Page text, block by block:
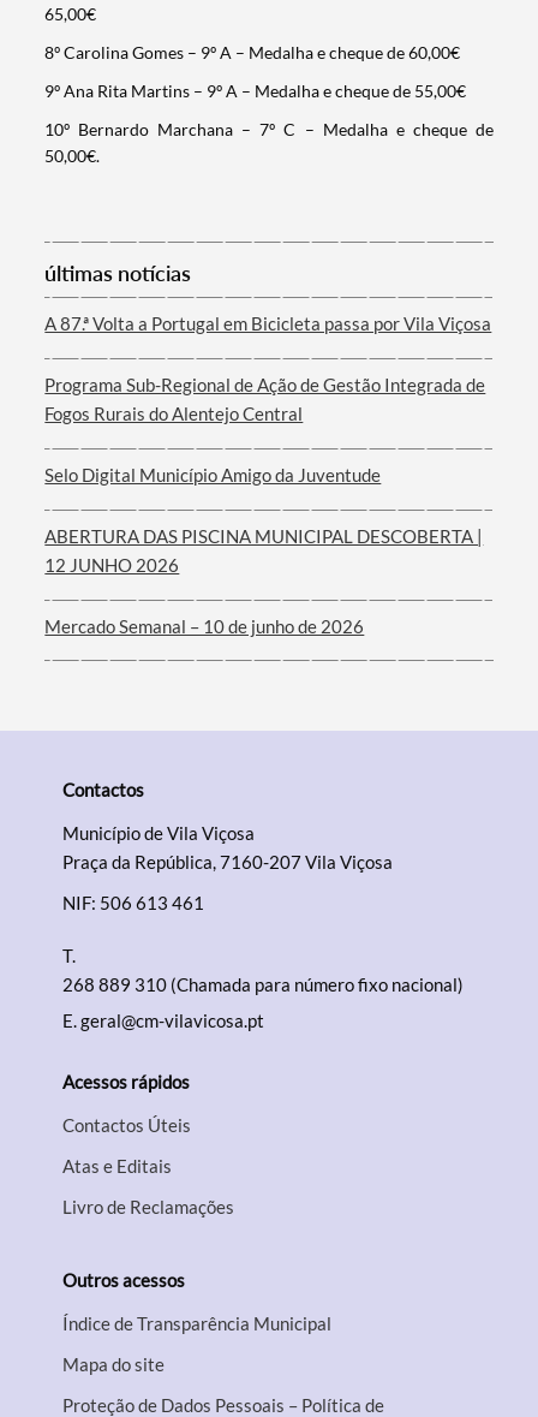
65,00€
8º Carolina Gomes – 9º A – Medalha e cheque de 60,00€
9º Ana Rita Martins – 9º A – Medalha e cheque de 55,00€
10º Bernardo Marchana – 7º C – Medalha e cheque de
50,00€.
últimas notícias
A 87.ª Volta a Portugal em Bicicleta passa por Vila Viçosa
Programa Sub-Regional de Ação de Gestão Integrada de
Fogos Rurais do Alentejo Central
Selo Digital Município Amigo da Juventude
ABERTURA DAS PISCINA MUNICIPAL DESCOBERTA |
12 JUNHO 2026
Mercado Semanal – 10 de junho de 2026
Contactos
Município de Vila Viçosa
Praça da República, 7160-207 Vila Viçosa
NIF: 506 613 461
T.
268 889 310 (Chamada para número fixo nacional)
E.geral@cm-vilavicosa.pt
Acessos rápidos
Contactos Úteis
Atas e Editais
Livro de Reclamações
Outros acessos
Índice de Transparência Municipal
Mapa do site
Proteção de Dados Pessoais – Política de